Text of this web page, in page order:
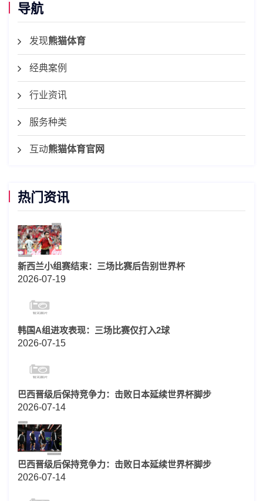
导航
发现熊猫体育
经典案例
行业资讯
服务种类
互动熊猫体育官网
热门资讯
新西兰小组赛结束：三场比赛后告别世界杯
2026-07-19
韩国A组进攻表现：三场比赛仅打入2球
2026-07-15
巴西晋级后保持竞争力：击败日本延续世界杯脚步
2026-07-14
巴西晋级后保持竞争力：击败日本延续世界杯脚步
2026-07-14